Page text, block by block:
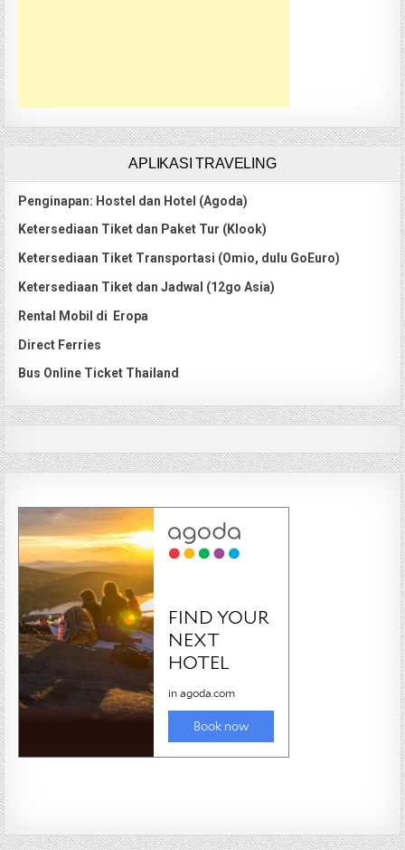
APLIKASI TRAVELING
Penginapan: Hostel dan Hotel (Agoda)
Ketersediaan Tiket dan Paket Tur (Klook)
Ketersediaan Tiket Transportasi (Omio, dulu GoEuro)
Ketersediaan Tiket dan Jadwal (12go Asia)
Rental Mobil di Eropa
Direct Ferries
Bus Online Ticket Thailand